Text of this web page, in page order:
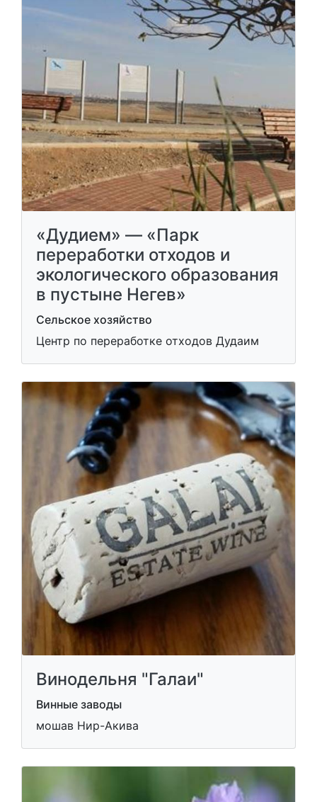
«Дудием» — «Парк
переработки отходов и
экологического образования
в пустыне Негев»
Сельское хозяйство
Центр по переработке отходов Дудаим
Винодельня "Галаи"
Винные заводы
мошав Нир-Акива